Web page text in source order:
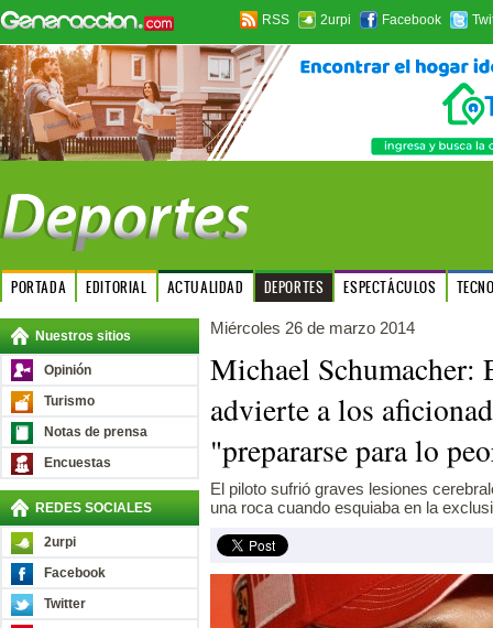
RSS 2urpi Facebook
PORTADA EDITORIAL ACTUALIDAD DEPORTES ESPECTÁCULOS
Nuestros sitios
Opinión
Turismo
Notas de prensa
Encuestas
REDES SOCIALES
2urpi
Facebook
Twitter
Miércoles 26 de marzo 2014
Michael Schumacher:
advierte a los
"prepararse para lo
El piloto sufrió graves lesiones
una roca cuando esquiaba en la